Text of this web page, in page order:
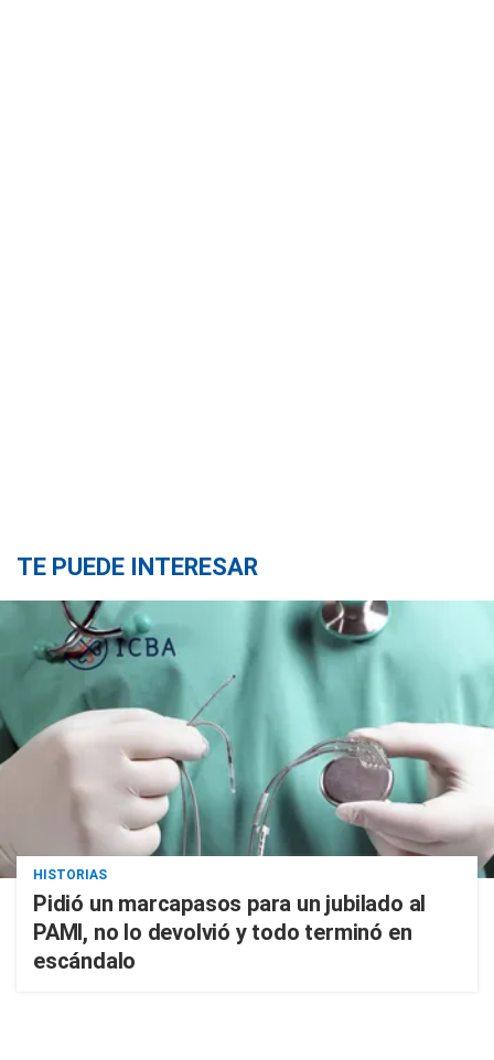
TE PUEDE INTERESAR
HISTORIAS
Pidió un marcapasos para un jubilado al
PAMI, no lo devolvió y todo terminó en
escándalo